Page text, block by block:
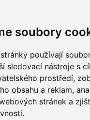
soubory
používají
sledovací nástroje s
prostředí,
obsahu a reklam,
stránek a